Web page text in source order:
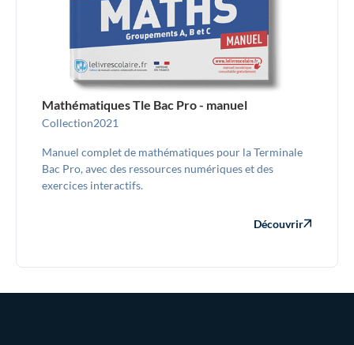
Mathématiques Tle Bac Pro - manuel
Collection2021
Manuel complet de mathématiques pour la Terminale
Bac Pro, avec des ressources numériques et des
exercices interactifs.
Découvrir